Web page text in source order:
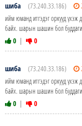
шиба (73.240.33.186)
ийм юманд итгэдэг оркууд үхэж
байх. шарын шашин бол
0 | 0
шиба (73.240.33.186)
ийм юманд итгэдэг оркууд үхэж
байх. шарын шашин бол
0 | 0